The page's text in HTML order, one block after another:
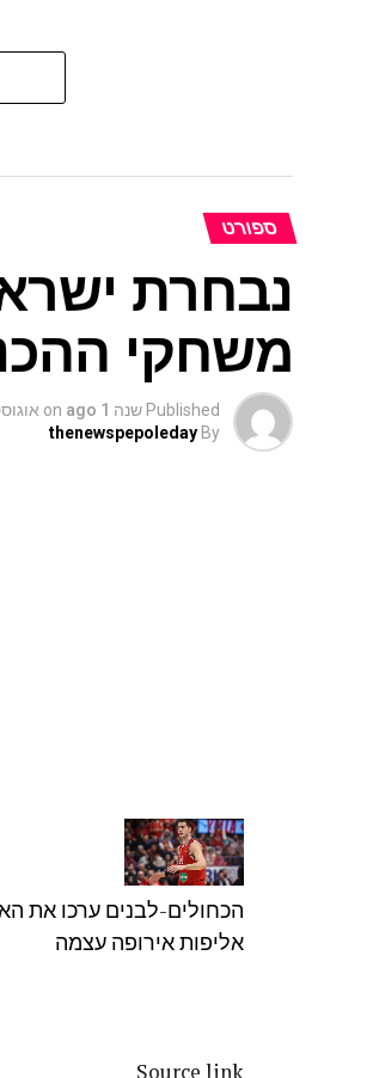
ספורט
נבחרת
משחקי
Published שנה 1 ago on אוגוסט 1,
By
thenewspepoleday
הכחולים-לבנים ערכו את
אליפות אירופה עצמה
Source link